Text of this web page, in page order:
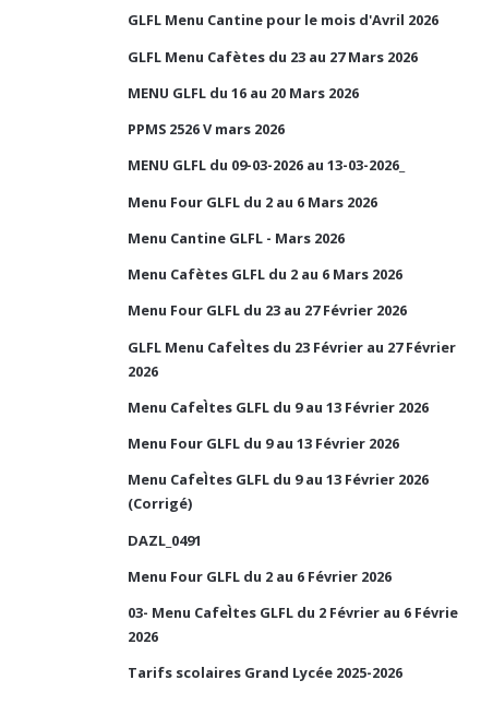
GLFL Menu Cantine pour le mois d'Avril 2026
GLFL Menu Cafètes du 23 au 27 Mars 2026
MENU GLFL du 16 au 20 Mars 2026
PPMS 2526 V mars 2026
MENU GLFL du 09-03-2026 au 13-03-2026_
Menu Four GLFL du 2 au 6 Mars 2026
Menu Cantine GLFL - Mars 2026
Menu Cafètes GLFL du 2 au 6 Mars 2026
Menu Four GLFL du 23 au 27 Février 2026
GLFL Menu CafeÌtes du 23 Février au 27 Février
2026
Menu CafeÌtes GLFL du 9 au 13 Février 2026
Menu Four GLFL du 9 au 13 Février 2026
Menu CafeÌtes GLFL du 9 au 13 Février 2026
(Corrigé)
DAZL_0491
Menu Four GLFL du 2 au 6 Février 2026
03- Menu CafeÌtes GLFL du 2 Février au 6 Févrie
2026
Tarifs scolaires Grand Lycée 2025-2026